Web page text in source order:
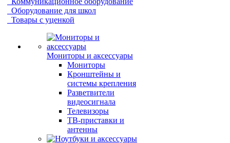
Оборудование для школ
Товары с уценкой
Мониторы и аксессуары
Мониторы
Кронштейны и
системы крепления
Разветвители
видеосигнала
Телевизоры
ТВ-приставки и
антенны